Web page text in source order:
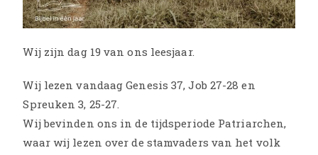
Wij zijn dag 19 van ons leesjaar.
Wij lezen vandaag Genesis 37, Job 27-28 en
Spreuken 3, 25-27.
Wij bevinden ons in de tijdsperiode Patriarchen,
waar wij lezen over de stamvaders van het volk